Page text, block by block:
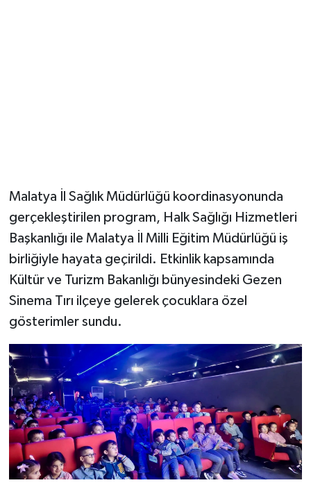
Malatya İl Sağlık Müdürlüğü koordinasyonunda
gerçekleştirilen program, Halk Sağlığı Hizmetleri
Başkanlığı ile Malatya İl Milli Eğitim Müdürlüğü iş
birliğiyle hayata geçirildi. Etkinlik kapsamında
Kültür ve Turizm Bakanlığı bünyesindeki Gezen
Sinema Tırı ilçeye gelerek çocuklara özel
gösterimler sundu.